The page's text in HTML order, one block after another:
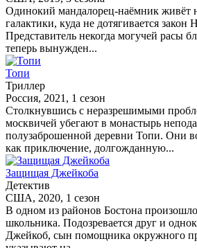
Одинокий мандалорец-наёмник живёт
галактики, куда не дотягивается
Представитель некогда могучей расы
теперь вынужден...
Топи
Триллер
Россия, 2021, 1 сезон
Столкнувшись с неразрешимыми
москвичей убегают в монастырь
полузаброшенной деревни Топи. Они
как приключение, долгожданную...
Защищая Джейкоба
Детектив
США, 2020, 1 сезон
В одном из районов Бостона
школьника. Подозревается друг и
Джейкоб, сын помощника окружного